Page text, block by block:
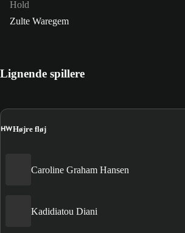
Hold
Zulte Waregem
Lignende spillere
HWHøjre fløj
Caroline Graham Hansen
Kadidiatou Diani